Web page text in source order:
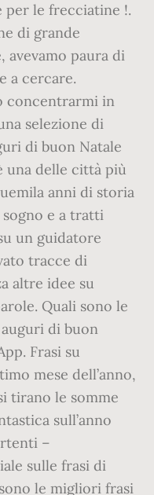
per le frecciatine !.
di grande
avevamo paura di
a cercare.
concentrarmi in
selezione di
di buon Natale
una delle città più
anni di storia
e a tratti
un guidatore
tracce di
altre idee su
Quali sono le
di buon
Frasi su
mese dell’anno,
tirano le somme
sull’anno
–
sulle frasi di
le migliori frasi